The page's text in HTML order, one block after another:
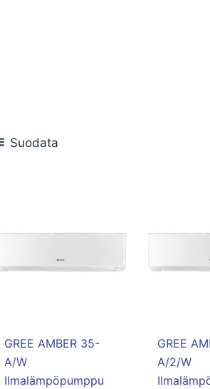
Suodata
GREE AMBER 35-
A/W
Ilmalämpöpumppu
GREE
A/2/W